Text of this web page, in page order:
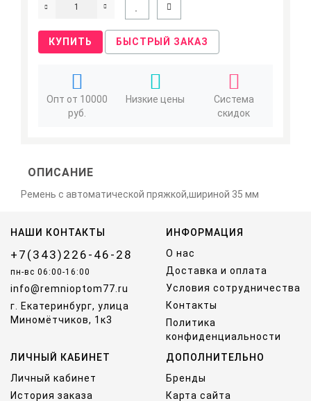
КУПИТЬ БЫСТРЫЙ ЗАКАЗ
Опт от 10000
руб.
Низкие цены
Система
скидок
ОПИСАНИЕ
Ремень с автоматической пряжкой,шириной 35 мм
НАШИ КОНТАКТЫ
+7(343)226-46-28
пн-вс 06:00-16:00
info@remnioptom77.ru
г. Екатеринбург, улица
Миномётчиков, 1к3
ИНФОРМАЦИЯ
О нас
Доставка и оплата
Условия сотрудничества
Контакты
Политика
конфиденциальности
ЛИЧНЫЙ КАБИНЕТ
Личный кабинет
История заказа
ДОПОЛНИТЕЛЬНО
Бренды
Карта сайта